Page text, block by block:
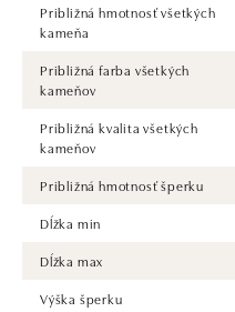
Približná hmotnosť všetkých
kameňa
Približná farba všetkých
kameňov
Približná kvalita všetkých
kameňov
Približná hmotnosť šperku
Dĺžka min
Dĺžka max
Výška šperku